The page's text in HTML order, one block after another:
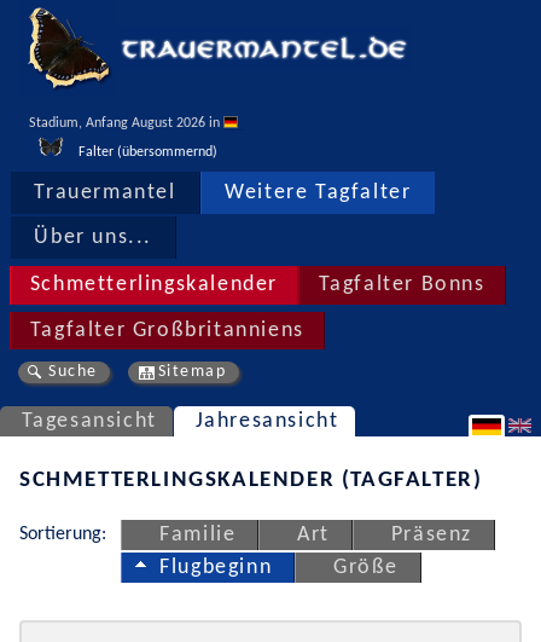
Stadium, Anfang August 2026 in
Falter (übersommernd)
Trauermantel Weitere Tagfalter
Über uns...
Schmetterlingskalender Tagfalter Bonns
Tagfalter Großbritanniens
Suche Sitemap
Tagesansicht Jahresansicht
SCHMETTERLINGSKALENDER (TAGFALTER)
Sortierung: Familie Art
Präsenz
Flugbeginn
Größe